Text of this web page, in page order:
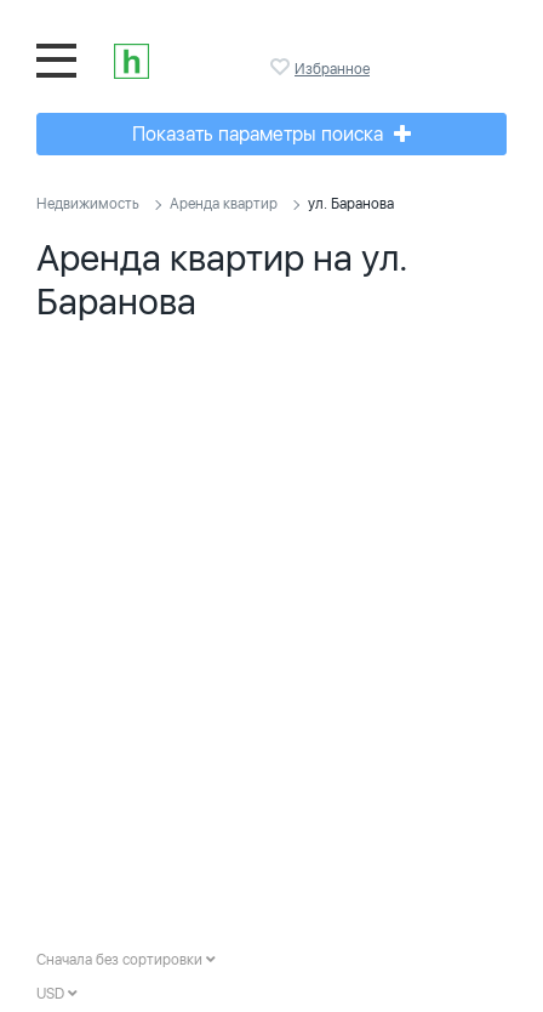
Избранное
Показать параметры поиска
Недвижимость Аренда квартир ул. Баранова
Аренда квартир на ул.
Баранова
Сначала без сортировки
USD